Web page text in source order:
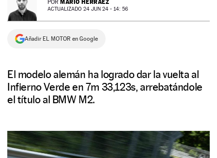
NEWSLETTER
SÍGUENOS
POR MARIO HERRÁEZ
ACTUALIZADO 24 JUN 24 - 14: 56
Añadir EL MOTOR en Google
El modelo alemán ha logrado dar la vuelta al
Infierno Verde en 7m 33,123s, arrebatándole
el título al BMW M2.